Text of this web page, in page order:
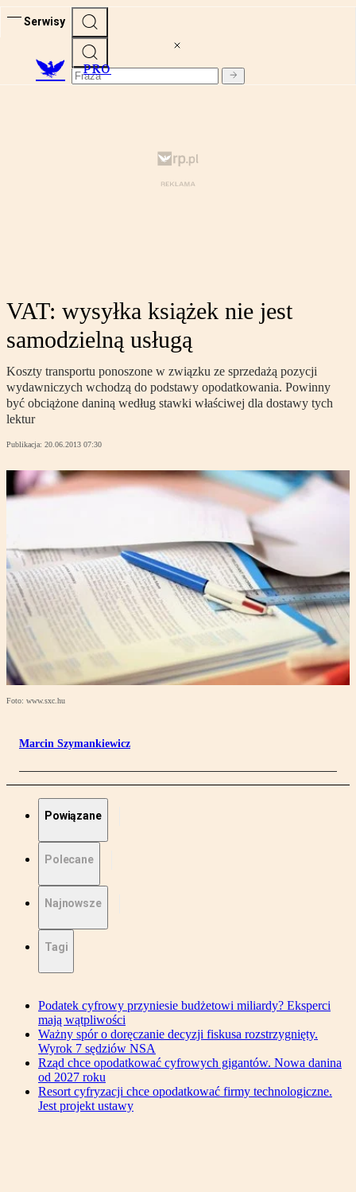
Serwisy
PRO
VAT: wysyłka książek nie jest
samodzielną usługą
Koszty transportu ponoszone w związku ze sprzedażą pozycji
wydawniczych wchodzą do podstawy opodatkowania. Powinny
być obciążone daniną według stawki właściwej dla dostawy tych
lektur
Publikacja: 20.06.2013 07:30
Foto: www.sxc.hu
Marcin Szymankiewicz
Powiązane
Polecane
Najnowsze
Tagi
Podatek cyfrowy przyniesie budżetowi miliardy? Eksperci
mają wątpliwości
Ważny spór o doręczanie decyzji fiskusa rozstrzygnięty.
Wyrok 7 sędziów NSA
Rząd chce opodatkować cyfrowych gigantów. Nowa danina
od 2027 roku
Resort cyfryzacji chce opodatkować firmy technologiczne.
Jest projekt ustawy